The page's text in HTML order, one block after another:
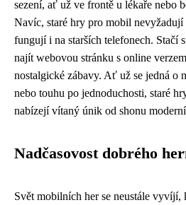
sezení, ať už ve frontě u lékaře nebo
Navíc, staré hry pro mobil
fungují i na starších telefonech. Stačí
najít webovou stránku s online
nostalgické zábavy. Ať už se jedná o
nebo touhu po jednoduchosti, staré
nabízejí vítaný únik od shonu
Nadčasovost dobrého
Svět mobilních her se neustále vyvíjí,